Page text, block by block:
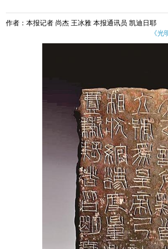
作者：本报记者 尚杰 王冰雅 本报通讯员 凯迪日耶
《